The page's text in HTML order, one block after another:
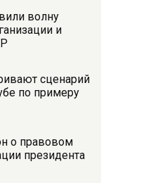
волну
и
сценарий
по примеру
о правовом
президента